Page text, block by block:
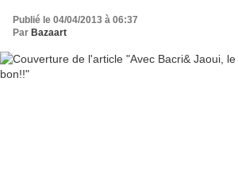
Publié le 04/04/2013 à 06:37
Par Bazaart